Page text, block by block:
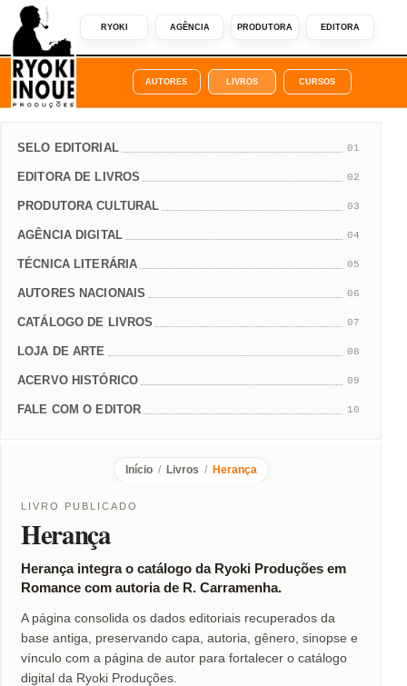
RYOKI AGÊNCIA PRODUTORA EDITORA
AUTORES LIVROS CURSOS
SELO EDITORIAL 01
EDITORA DE LIVROS 02
PRODUTORA CULTURAL 03
AGÊNCIA DIGITAL 04
TÉCNICA LITERÁRIA 05
AUTORES NACIONAIS 06
CATÁLOGO DE LIVROS 07
LOJA DE ARTE 08
ACERVO HISTÓRICO 09
FALE COM O EDITOR 10
Início / Livros / Herança
LIVRO PUBLICADO
Herança
Herança integra o catálogo da Ryoki Produções em
Romance com autoria de R. Carramenha.
A página consolida os dados editoriais recuperados da
base antiga, preservando capa, autoria, gênero, sinopse e
vínculo com a página de autor para fortalecer o catálogo
digital da Ryoki Produções.